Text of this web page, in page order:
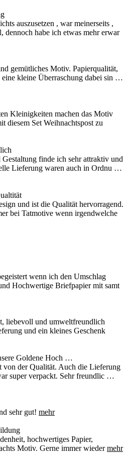
auszusetzen , war meinerseits ,
dennoch habe ich etwas mehr erwar
gemütliches Motiv. Papierqualität,
kleine Überraschung dabei sin …
Kleinigkeiten machen das Motiv
diesem Set Weihnachtspost zu
finde ich sehr attraktiv und
Lieferung waren auch in Ordnu …
und ist die Qualität hervorragend.
bei Tatmotive wenn irgendwelche
wenn ich den Umschlag
Hochwertige Briefpapier mit samt
liebevoll und umweltfreundlich
und ein kleines Geschenk
Goldene Hoch …
von der Qualität. Auch die Lieferung
super verpackt. Sehr freundlic …
sehr gut! mehr
hochwertiges Papier,
Motiv. Gerne immer wiedermehr